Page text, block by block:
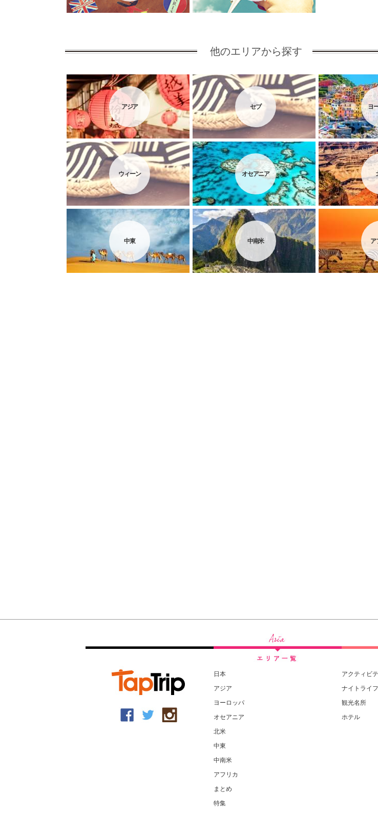
他のエリアから探す
アジア セブ ヨ
ウィーン オセアニア
中東 中南米 ア
日本
アジア
ヨーロッパ
オセアニア
北米
中東
中南米
アフリカ
まとめ
特集
アクティビ
ナイトライフ
観光名所
ホテル